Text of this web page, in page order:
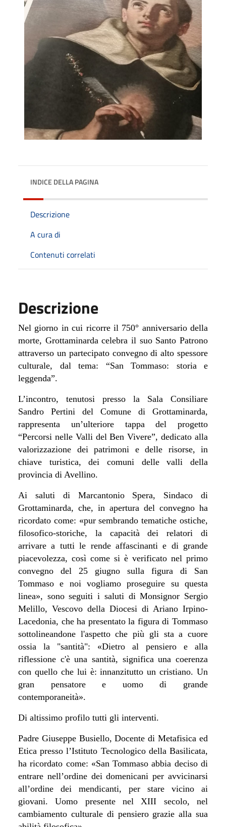
INDICE DELLA PAGINA
Descrizione
A cura di
Contenuti correlati
Descrizione
Nel giorno in cui ricorre il 750° anniversario della
morte, Grottaminarda celebra il suo Santo Patrono
attraverso un partecipato convegno di alto spessore
culturale, dal tema: “San Tommaso: storia e
leggenda”.
L’incontro, tenutosi presso la Sala Consiliare
Sandro Pertini del Comune di Grottaminarda,
rappresenta un’ulteriore tappa del progetto
“Percorsi nelle Valli del Ben Vivere”, dedicato alla
valorizzazione dei patrimoni e delle risorse, in
chiave turistica, dei comuni delle valli della
provincia di Avellino.
Ai saluti di Marcantonio Spera, Sindaco di
Grottaminarda, che, in apertura del convegno ha
ricordato come: «pur sembrando tematiche ostiche,
filosofico-storiche, la capacità dei relatori di
arrivare a tutti le rende affascinanti e di grande
piacevolezza, così come si è verificato nel primo
convegno del 25 giugno sulla figura di San
Tommaso e noi vogliamo proseguire su questa
linea», sono seguiti i saluti di Monsignor Sergio
Melillo, Vescovo della Diocesi di Ariano Irpino-
Lacedonia, che ha presentato la figura di Tommaso
sottolineandone l'aspetto che più gli sta a cuore
ossia la "santità": «Dietro al pensiero e alla
riflessione c'è una santità, significa una coerenza
con quello che lui è: innanzitutto un cristiano. Un
gran pensatore e uomo di grande
contemporaneità».
Di altissimo profilo tutti gli interventi.
Padre Giuseppe Busiello, Docente di Metafisica ed
Etica presso l’Istituto Tecnologico della Basilicata,
ha ricordato come: «San Tommaso abbia deciso di
entrare nell’ordine dei domenicani per avvicinarsi
all’ordine dei mendicanti, per stare vicino ai
giovani. Uomo presente nel XIII secolo, nel
cambiamento culturale di pensiero grazie alla sua